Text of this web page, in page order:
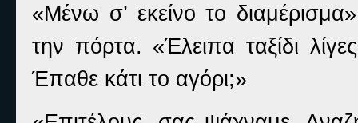
«Μένω σ’ εκείνο το
την πόρτα. «Έλειπα ταξίδι
Έπαθε κάτι το αγόρι;»